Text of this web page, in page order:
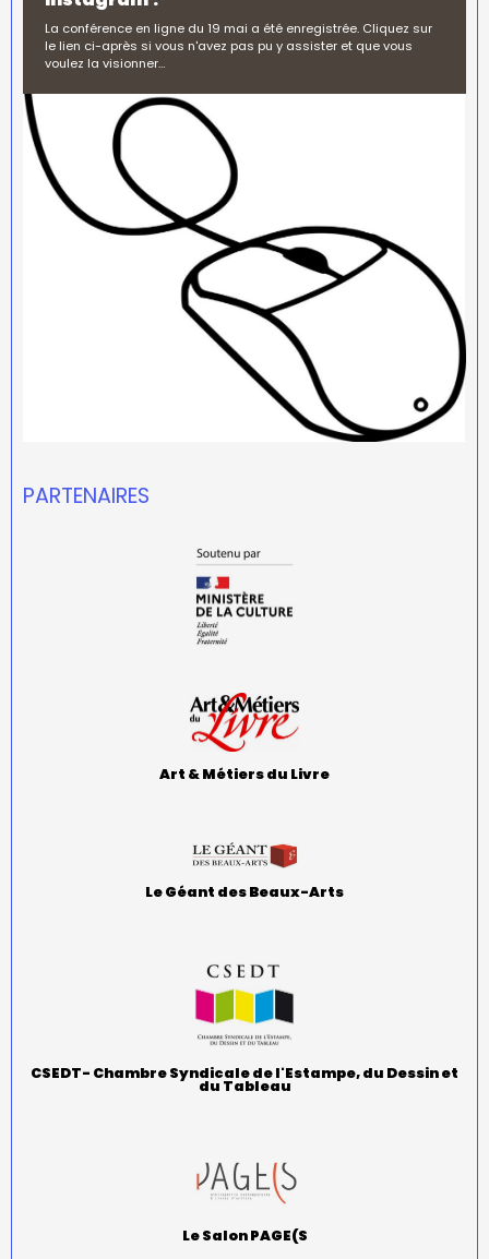
La conférence en ligne du 19 mai a été enregistrée. Cliquez sur
le lien ci-après si vous n'avez pas pu y assister et que vous
voulez la visionner…
PARTENAIRES
Art & Métiers du Livre
Le Géant des Beaux-Arts
CSEDT- Chambre Syndicale de l'Estampe, du Dessin et
du Tableau
Le Salon PAGE(S